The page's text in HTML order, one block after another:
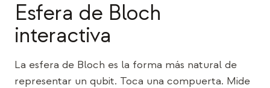
Tienda
PARA
Educadores
Esfera de Bloch
interactiva
La esfera de Bloch es la forma más natural de
representar un qubit. Toca una compuerta. Mide